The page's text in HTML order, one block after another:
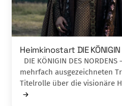
Heimkinostart DIE KÖNIGIN
DIE KÖNIGIN DES
mehrfach ausgezeichneten
Titelrolle über die visionäre